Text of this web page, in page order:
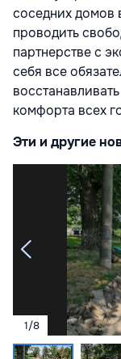
соседних домов
проводить
партнерстве с
себя все
комфорта всех
Эти и другие
1/8